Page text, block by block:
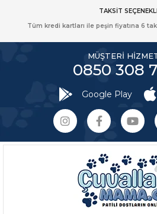
TAKSİT
Tüm kredi kartları ile peşin fiyatına 6
MÜŞTERİ
0850 308
Google Play